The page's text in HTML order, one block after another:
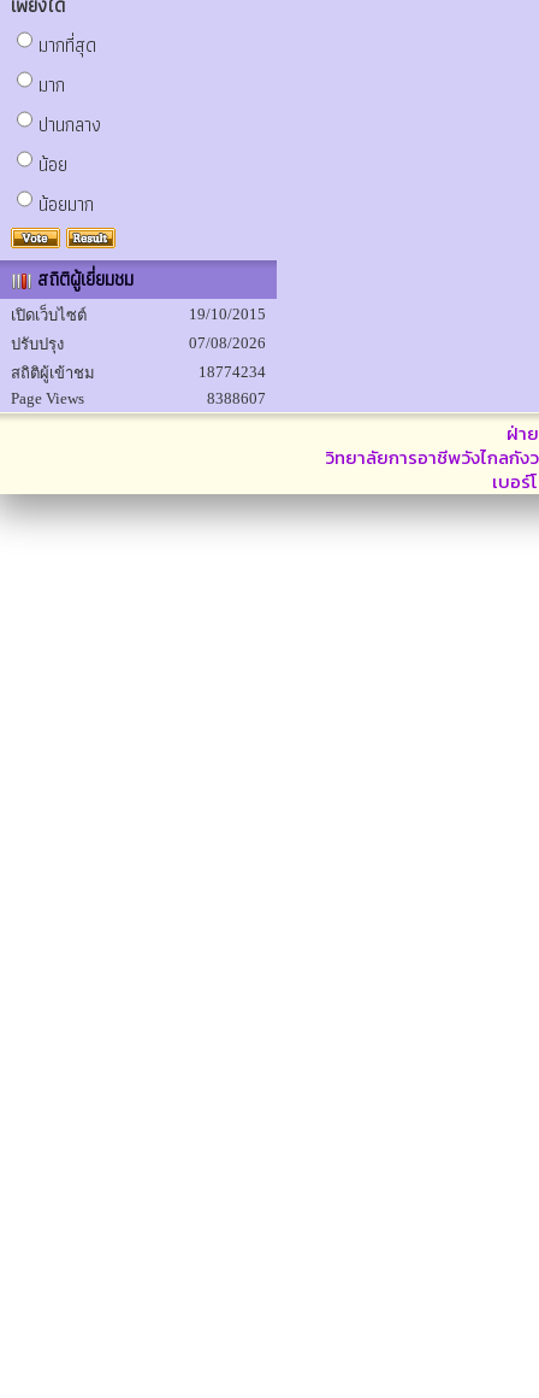
มากที่สุด
มาก
ปานกลาง
น้อย
น้อยมาก
สถิติผู้เยี่ยมชม
เปิดเว็บไซต์
19/10/2015
ปรับปรุง
07/08/2026
สถิติผู้เข้าชม
18774234
Page Views
8388607
ฝ่า
วิทยาลัยการอาชีพวังไกลกัง
เบอ